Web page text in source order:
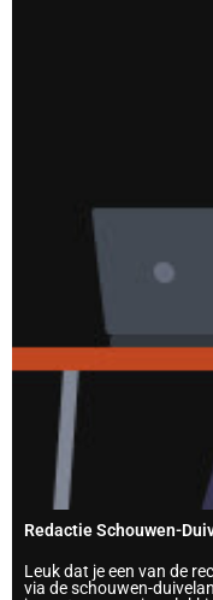
Redactie Schouwen-
Leuk dat je een van de
via de schouwen-